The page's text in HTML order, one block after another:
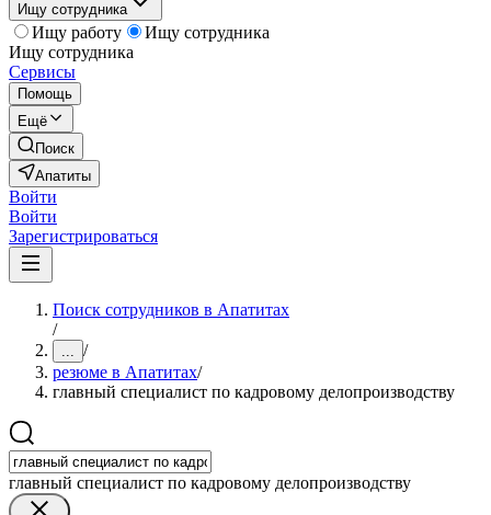
Ищу сотрудника
Ищу работу
Ищу сотрудника
Ищу сотрудника
Сервисы
Помощь
Ещё
Поиск
Апатиты
Войти
Войти
Зарегистрироваться
Поиск сотрудников в Апатитах
/
... /
резюме в Апатитах/
главный специалист по кадровому делопроизводству
главный специалист по кадровому делопроизводству